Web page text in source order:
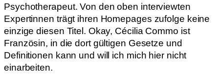
Psychotherapeut. Von den oben interviewten
Expertinnen trägt ihren Homepages zufolge keine
einzige diesen Titel. Okay, Cécilia Commo ist
Französin, in die dort gültigen Gesetze und
Definitionen kann und will ich mich hier nicht
einarbeiten.